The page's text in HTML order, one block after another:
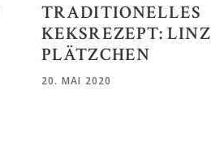
TRADITIONELLES
KEKSREZEPT:
PLÄTZCHEN
20. MAI 2020